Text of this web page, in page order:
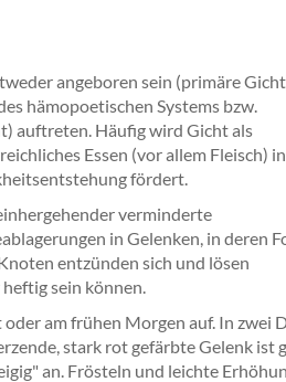
angeboren sein (primäre
hämopoetischen Systems bzw.
auftreten. Häufig wird Gicht als
Essen (vor allem Fleisch) in
fördert.
verminderte
in Gelenken, in deren
entzünden sich und lösen
sein können.
am frühen Morgen auf. In zwei
stark rot gefärbte Gelenk ist
an. Frösteln und leichte